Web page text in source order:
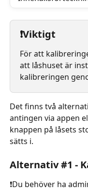
❗️Viktigt
För att
att låshuset är
kalibreringen
Det finns två
antingen via appen
knappen på låsets
sätts i.
Alternativ #1 -
❗️Du behöver ha